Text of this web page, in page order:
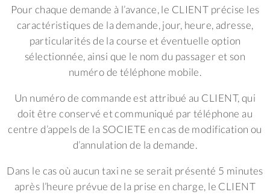
Pour chaque demande à l’avance, le CLIENT précise les
caractéristiques de la demande, jour, heure, adresse,
particularités de la course et éventuelle option
sélectionnée, ainsi que le nom du passager et son
numéro de téléphone mobile.
Un numéro de commande est attribué au CLIENT, qui
doit être conservé et communiqué par téléphone au
centre d’appels de la SOCIETE en cas de modification ou
d’annulation de la demande.
Dans le cas où aucun taxi ne se serait présenté 5 minutes
après l’heure prévue de la prise en charge, le CLIENT